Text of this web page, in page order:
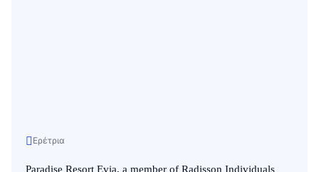
Ερέτρια
Paradise Resort Evia, a member of Radisson Individuals